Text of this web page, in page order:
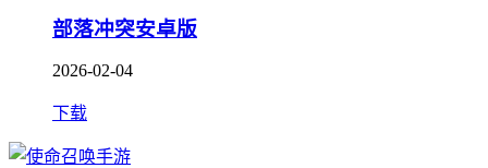
部落冲突安卓版
2026-02-04
下载